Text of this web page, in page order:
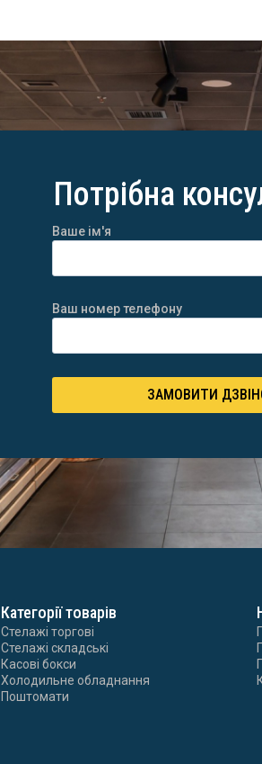
Потрібна
Ваше ім'я
Ваш номер телефону
ЗАМОВИТИ
Категорії товарів
Стелажі торгові
Стелажі складські
Касові бокси
Холодильне обладнання
Поштомати